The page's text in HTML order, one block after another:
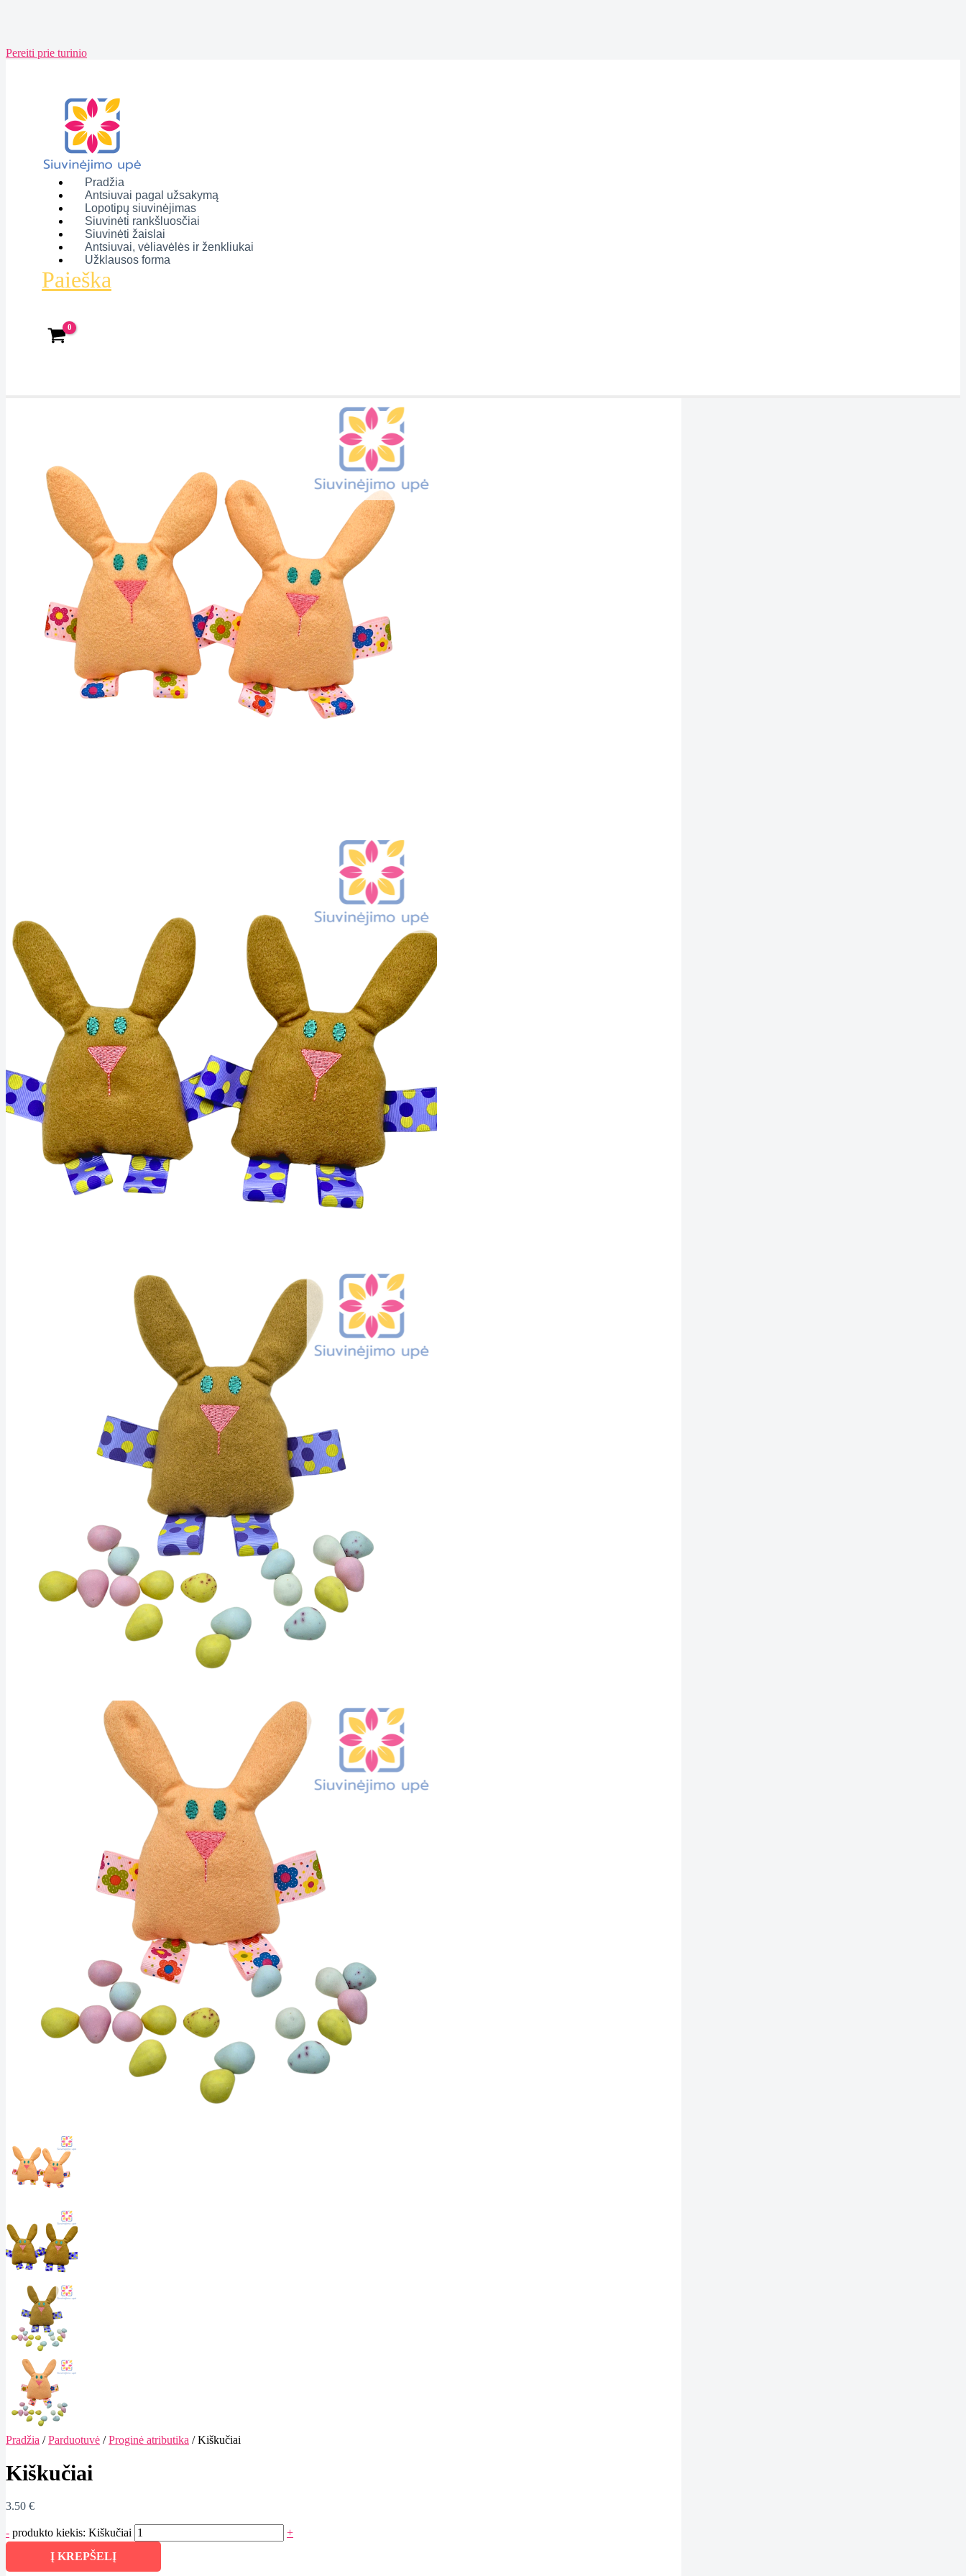
Pereiti prie turinio
Pradžia
Antsiuvai pagal užsakymą
Lopotipų siuvinėjimas
Siuvinėti rankšluosčiai
Siuvinėti žaislai
Antsiuvai, vėliavėlės ir ženkliukai
Užklausos forma
Paieška
Pradžia /Parduotuvė /Proginė atributika / Kiškučiai
Kiškučiai
3.50 €
- produkto kiekis: Kiškučiai
+
Į KREPŠELĮ